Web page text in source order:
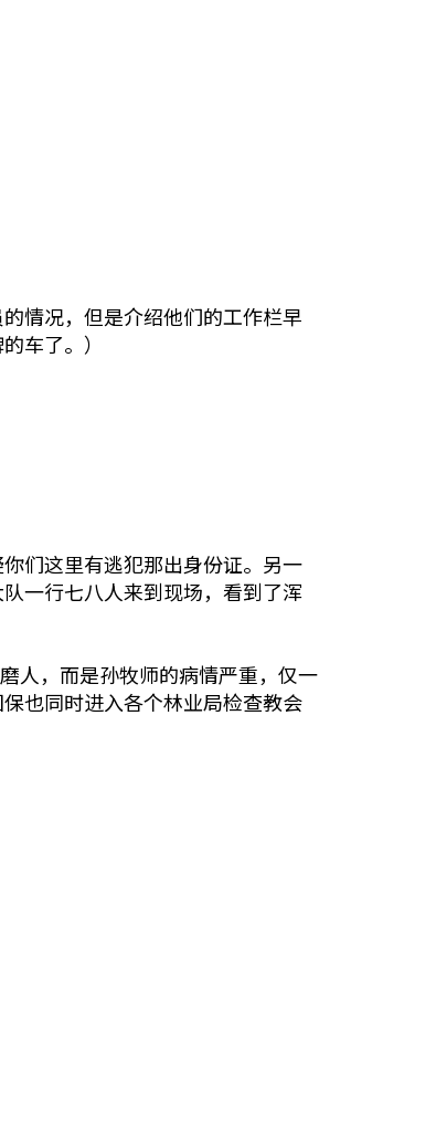
情况，但是介绍他们的工作栏早
车了。）
们这里有逃犯那出身份证。另一
一行七八人来到现场，看到了浑
人，而是孙牧师的病情严重，仅一
也同时进入各个林业局检查教会